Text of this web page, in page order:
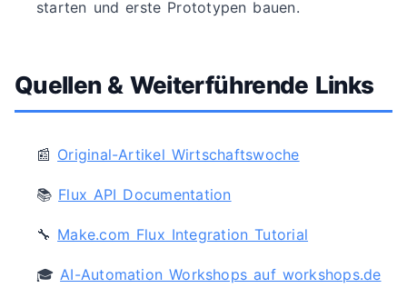
starten und erste Prototypen bauen.
Quellen & Weiterführende Links
📰 Original-Artikel Wirtschaftswoche
📚 Flux API Documentation
🔧 Make.com Flux Integration Tutorial
🎓AI-Automation Workshops auf workshops.de